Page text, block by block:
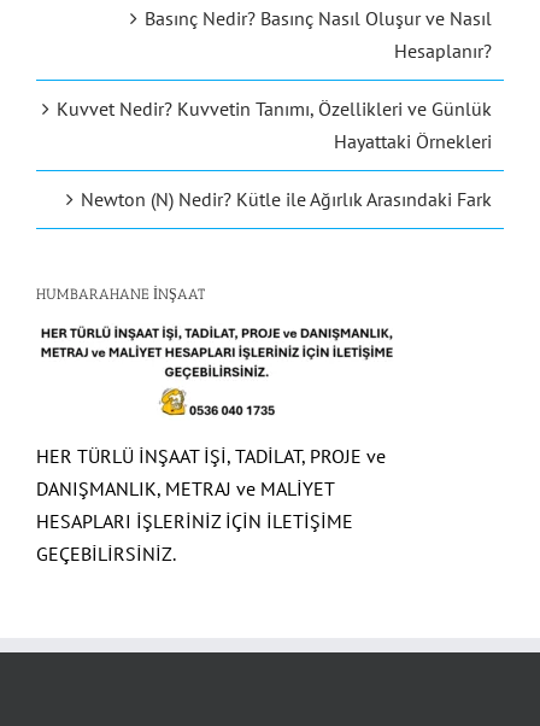
Basınç Nedir? Basınç Nasıl Oluşur ve Nasıl
Hesaplanır?
Kuvvet Nedir? Kuvvetin Tanımı, Özellikleri ve Günlük
Hayattaki Örnekleri
Newton (N) Nedir? Kütle ile Ağırlık Arasındaki Fark
HUMBARAHANE İNŞAAT
HER TÜRLÜ İNŞAAT İŞİ, TADİLAT, PROJE ve
DANIŞMANLIK, METRAJ ve MALİYET
HESAPLARI İŞLERİNİZ İÇİN İLETİŞİME
GEÇEBİLİRSİNİZ.